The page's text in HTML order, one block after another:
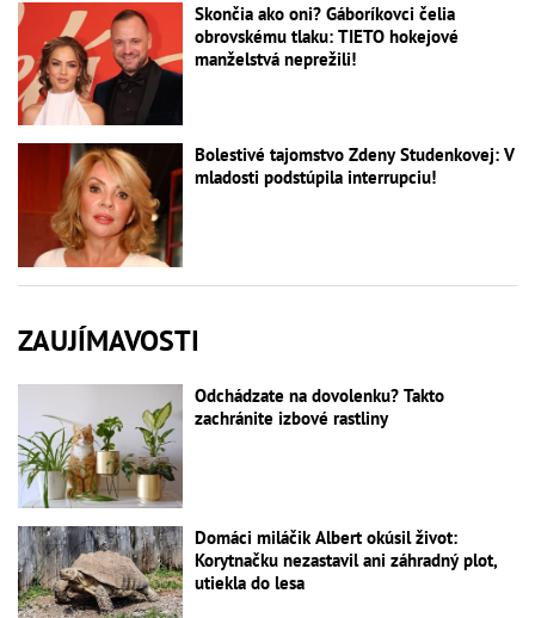
Skončia ako oni? Gáboríkovci čelia
obrovskému tlaku: TIETO hokejové
manželstvá neprežili!
Bolestivé tajomstvo Zdeny Studenkovej: V
mladosti podstúpila interrupciu!
ZAUJÍMAVOSTI
Odchádzate na dovolenku? Takto
zachránite izbové rastliny
Domáci miláčik Albert okúsil život:
Korytnačku nezastavil ani záhradný plot,
utiekla do lesa